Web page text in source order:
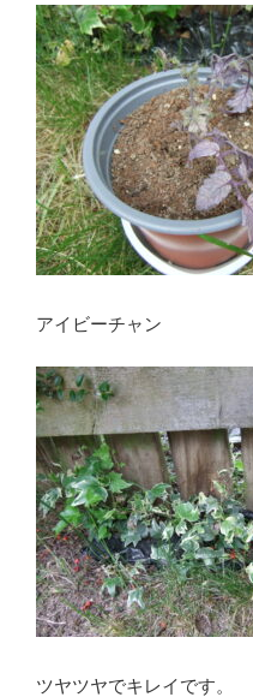
アイビーチャン
ツヤツヤでキレイです。